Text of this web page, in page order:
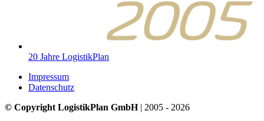
20 Jahre LogistikPlan
Impressum
Datenschutz
© Copyright LogistikPlan GmbH| 2005 - 2026